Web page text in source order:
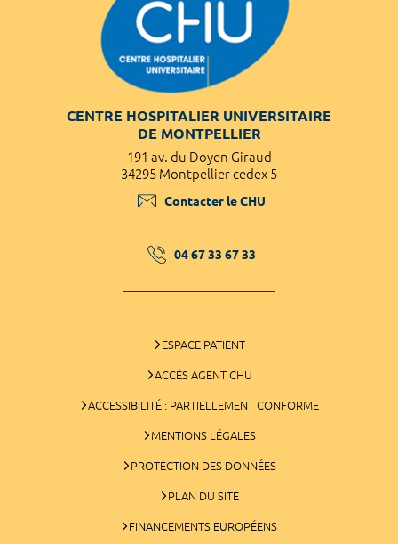
CENTRE HOSPITALIER UNIVERSITAIRE
DE MONTPELLIER
191 av. du Doyen Giraud
34295 Montpellier cedex 5
Contacter le CHU
04 67 33 67 33
ESPACE PATIENT
ACCÈS AGENT CHU
ACCESSIBILITÉ : PARTIELLEMENT CONFORME
MENTIONS LÉGALES
PROTECTION DES DONNÉES
PLAN DU SITE
FINANCEMENTS EUROPÉENS